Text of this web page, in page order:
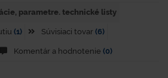
parametre. technické listy
(1) Súvisiaci tovar (6)
Komentár a hodnotenie (0)